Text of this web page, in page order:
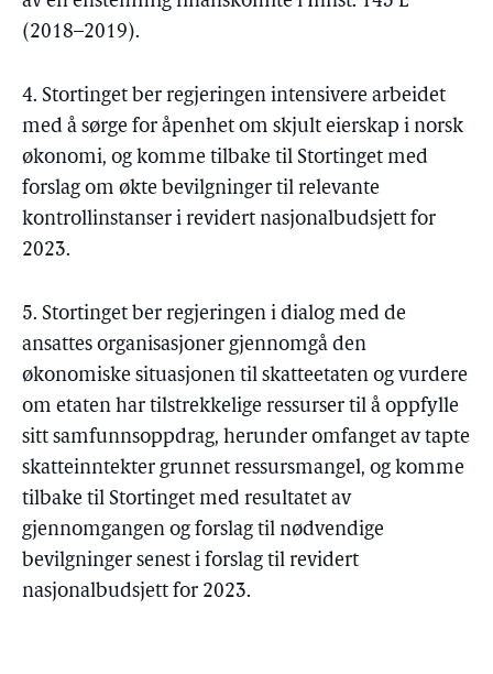
(2018–2019).
4. Stortinget ber regjeringen intensivere arbeidet
med å sørge for åpenhet om skjult eierskap i norsk
økonomi, og komme tilbake til Stortinget med
forslag om økte bevilgninger til relevante
kontrollinstanser i revidert nasjonalbudsjett for
2023.
5. Stortinget ber regjeringen i dialog med de
ansattes organisasjoner gjennomgå den
økonomiske situasjonen til skatteetaten og vurdere
om etaten har tilstrekkelige ressurser til å oppfylle
sitt samfunnsoppdrag, herunder omfanget av tapte
skatteinntekter grunnet ressursmangel, og komme
tilbake til Stortinget med resultatet av
gjennomgangen og forslag til nødvendige
bevilgninger senest i forslag til revidert
nasjonalbudsjett for 2023.